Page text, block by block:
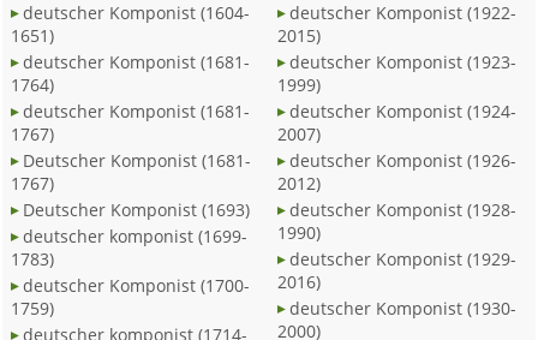
deutscher Komponist (1604-
1651)
deutscher Komponist (1681-
1764)
deutscher Komponist (1681-
1767)
Deutscher Komponist (1681-
1767)
Deutscher Komponist (1693)
deutscher komponist (1699-
1783)
deutscher Komponist (1700-
1759)
deutscher komponist (1714-
deutscher Komponist (1922-
2015)
deutscher Komponist (1923-
1999)
deutscher Komponist (1924-
2007)
deutscher Komponist (1926-
2012)
deutscher Komponist (1928-
1990)
deutscher Komponist (1929-
2016)
deutscher Komponist (1930-
2000)